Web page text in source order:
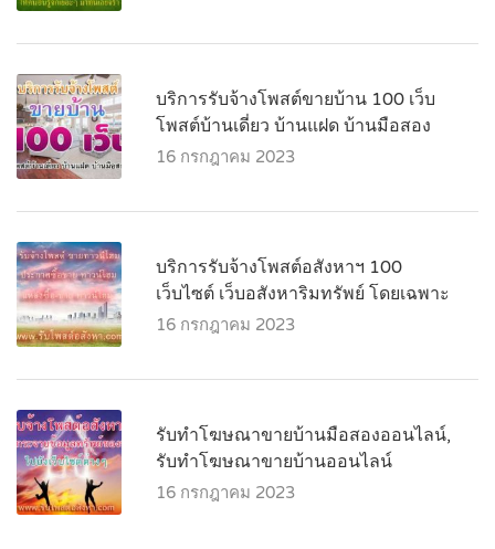
บริการรับจ้างโพสต์ขายบ้าน 100 เว็บ
โพสต์บ้านเดี่ยว บ้านแฝด บ้านมือสอง
16 กรกฎาคม 2023
บริการรับจ้างโพสต์อสังหาฯ 100
เว็บไซต์ เว็บอสังหาริมทรัพย์ โดยเฉพาะ
16 กรกฎาคม 2023
รับทำโฆษณาขายบ้านมือสองออนไลน์,
รับทำโฆษณาขายบ้านออนไลน์
16 กรกฎาคม 2023